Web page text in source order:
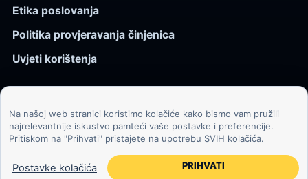
Etika poslovanja
Politika provjeravanja činjenica
Uvjeti korištenja
© 2026 Kozmos.hr. Sva prava pridržana.
Svemir, znanost, tehnologija i velike ideje za znatiželjne
čitatelje.
Na našoj web stranici koristimo kolačiće kako bismo vam pružili
najrelevantnije iskustvo pamteći vaše postavke i preferencije.
Pritiskom na "Prihvati" pristajete na upotrebu SVIH kolačića.
Postavke kolačića PRIHVATI